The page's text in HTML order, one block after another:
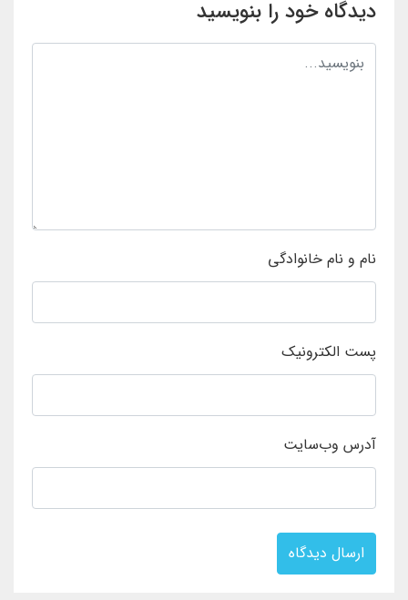
دیدگاه خود را بنویسید
نام و نام خانوادگی
پست الکترونیک
آدرس وب‌سایت
ارسال دیدگاه